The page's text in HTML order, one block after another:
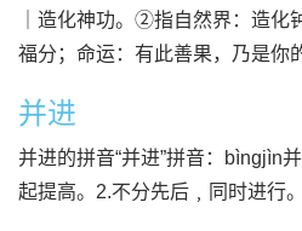
｜造化神功。②指自然界：造
福分；命运：有此善果，乃是你
并进
并进的拼音“并进”拼音：bìngjìn
起提高。2.不分先后﹐同时进行。